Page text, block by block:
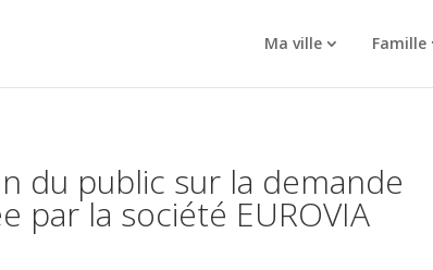
Ma ville Famille
du public sur la demande
par la société EUROVIA